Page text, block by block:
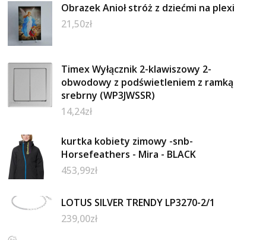
Obrazek Anioł stróż z dziećmi na plexi
21,50zł
Timex Wyłącznik 2-klawiszowy 2-
obwodowy z podświetleniem z ramką
srebrny (WP3JWSSR)
14,24zł
kurtka kobiety zimowy -snb-
Horsefeathers - Mira - BLACK
453,99zł
LOTUS SILVER TRENDY LP3270-2/1
239,00zł